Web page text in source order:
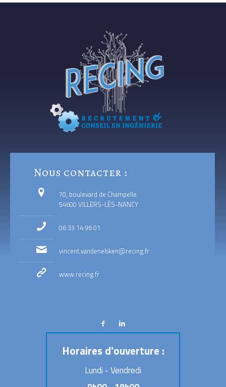
Nous contacter :
70, boulevard de Champelle
54600 VILLERS-LÈS-NANCY
06 33 14 96 01
vincent.vandenelsken@recing.fr
www.recing.fr
Horaires d'ouverture :
Lundi - Vendredi